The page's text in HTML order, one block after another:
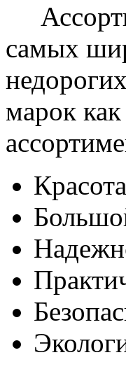
самых
марок